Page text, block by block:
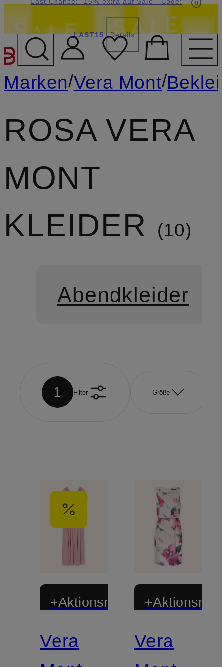
ZUM HAUPTINHALT
LAST15Details
Marken/Vera Mont/
ROSA VERA
MONT
KLEIDER
10
Abendkleider
1 Filter Größe
+Aktionsrabatt
Vera
Vera